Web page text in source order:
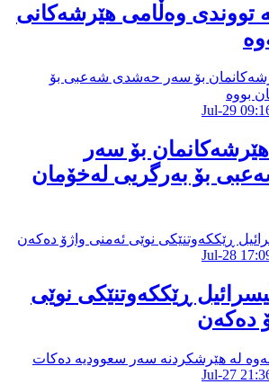
تووندی وەڵامی هێرشەکانی
بۆ سەر
بۆ بەرگریی لەخۆمان
ڕێککەوتنێکی نوێی
دەکەن